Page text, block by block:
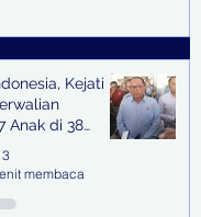
Kejati
Anak di 38
membaca